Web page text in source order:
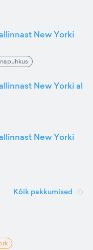
New Yorki
New Yorki al
New Yorki
Kõik pakkumised